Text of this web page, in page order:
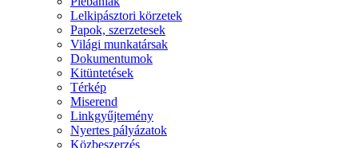
Lelkipásztori körzetek
Papok, szerzetesek
Világi munkatársak
Dokumentumok
Kitüntetések
Térkép
Miserend
Linkgyűjtemény
Nyertes pályázatok
Közbeszerzés